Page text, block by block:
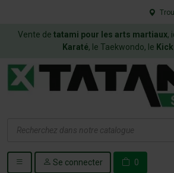
Vente de tatami pour les arts martiaux,
Karaté, le Taekwondo, le
de
Se connecter 0